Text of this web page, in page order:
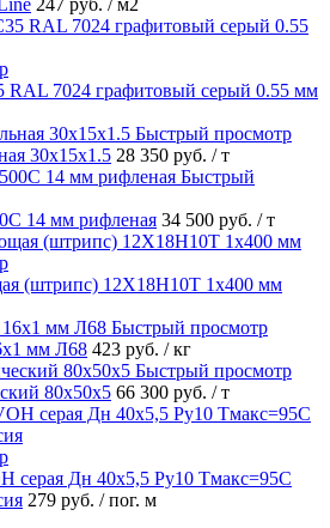
7024 графитовый серый 0.55 мм
Быстрый просмотр
30х15х1.5 28 350 руб. / т
Быстрый
14 мм рифленая 34 500 руб. / т
(штрипс) 12Х18Н10Т 1х400 мм
Быстрый просмотр
мм Л68 423 руб. / кг
Быстрый просмотр
80х50х5 66 300 руб. / т
серая Дн 40х5,5 Ру10 Тмакс=95C
279 руб. / пог. м